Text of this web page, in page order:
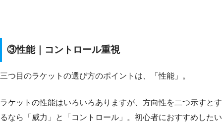
③性能｜コントロール重視
三つ目のラケットの選び方のポイントは、「性能」。
ラケットの性能はいろいろありますが、方向性を二つ示すとす
るなら「威力」と「コントロール」。初心者におすすめしたい